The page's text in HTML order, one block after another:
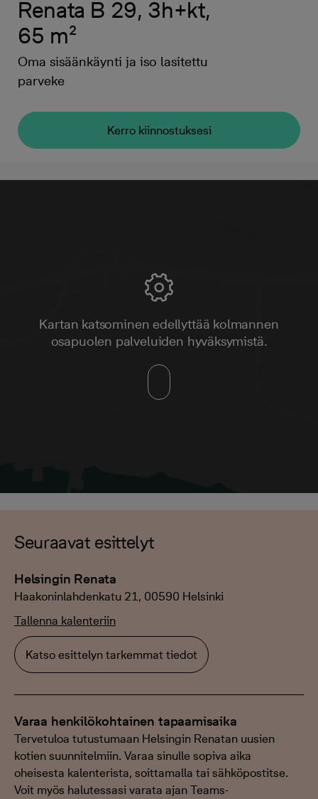
Renata B 29, 3h+kt,
65 m²
Oma sisäänkäynti ja iso lasitettu
parveke
Kerro kiinnostuksesi
Kartan katsominen edellyttää kolmannen
osapuolen palveluiden hyväksymistä.
Seuraavat esittelyt
Helsingin Renata
Haakoninlahdenkatu 21, 00590 Helsinki
Tallenna kalenteriin
Katso esittelyn tarkemmat tiedot
Varaa henkilökohtainen tapaamisaika
Tervetuloa tutustumaan Helsingin Renatan uusien
kotien suunnitelmiin. Varaa sinulle sopiva aika
oheisesta kalenterista, soittamalla tai sähköpostitse.
Voit myös halutessasi varata ajan Teams-